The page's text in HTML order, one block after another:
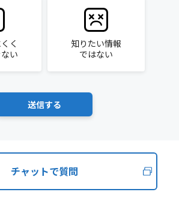
く
い
知りたい情報
ではない
チャットで質問